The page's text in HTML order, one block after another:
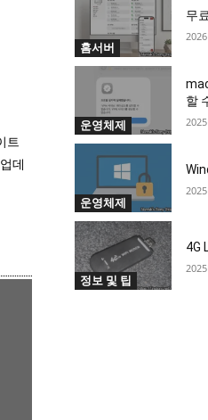
트
데
홈서버
무
운영체제
할
운영체제
정보 및 팁
4G